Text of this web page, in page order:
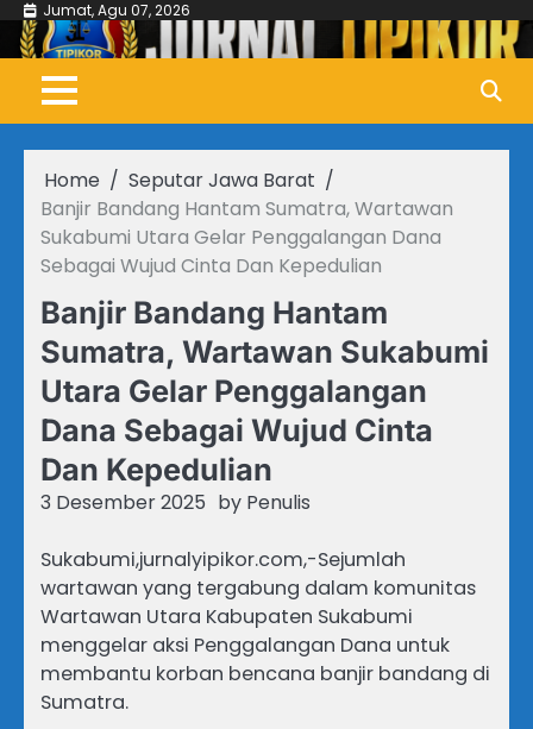
Skip
content
Jumat, Agu 07, 2026
Home
Seputar Jawa Barat
Banjir Bandang Hantam Sumatra, Wartawan
Sukabumi Utara Gelar Penggalangan Dana
Sebagai Wujud Cinta Dan Kepedulian
Banjir Bandang Hantam
Sumatra, Wartawan Sukabumi
Utara Gelar Penggalangan
Dana Sebagai Wujud Cinta
Dan Kepedulian
3 Desember 2025 by Penulis
Sukabumi,jurnalyipikor.com,-Sejumlah
wartawan yang tergabung dalam komunitas
Wartawan Utara Kabupaten Sukabumi
menggelar aksi Penggalangan Dana untuk
membantu korban bencana banjir bandang di
Sumatra.